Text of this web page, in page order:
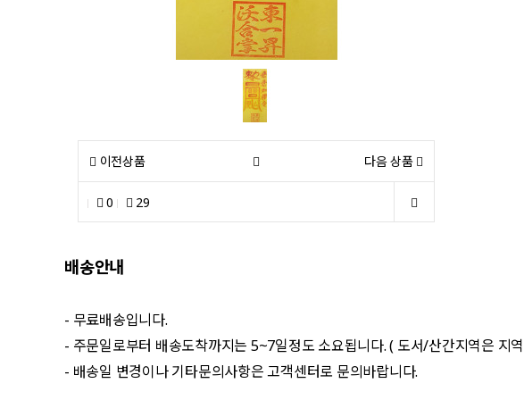
이전상품 다음 상품
0 29
배송안내
- 무료배송입니다.
- 주문일로부터 배송도착까지는 5~7일정도 소요됩니다. ( 도서/산간지역은 지
- 배송일 변경이나 기타문의사항은 고객센터로 문의바랍니다.